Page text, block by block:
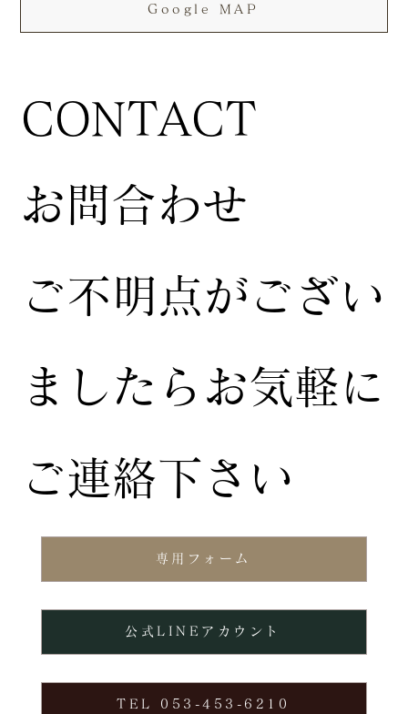
専用フォーム
TEL 053-453-6210
公式LINEアカウント
お問合わせ
ご不明点がござい
ましたらお気軽に
ご連絡下さい
Google MAP
CONTACT